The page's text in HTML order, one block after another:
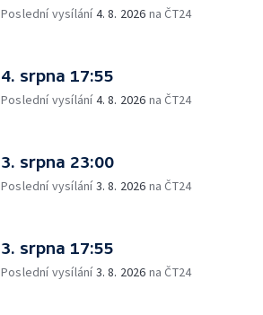
Poslední vysílání4. 8. 2026 na ČT24
4. srpna 17:55
Poslední vysílání4. 8. 2026 na ČT24
3. srpna 23:00
Poslední vysílání3. 8. 2026 na ČT24
3. srpna 17:55
Poslední vysílání3. 8. 2026 na ČT24